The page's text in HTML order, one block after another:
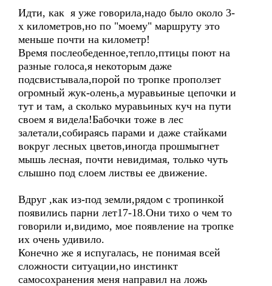
Идти, как я уже говорила,надо было около 3-
х километров,но по "моему" маршруту это
меньше почти на километр!
Время послеобеденное,тепло,птицы поют на
разные голоса,я некоторым даже
подсвистывала,порой по тропке проползет
огромный жук-олень,а муравьиные цепочки и
тут и там, а сколько муравьиных куч на пути
своем я видела!Бабочки тоже в лес
залетали,собираясь парами и даже стайками
вокруг лесных цветов,иногда прошмыгнет
мышь лесная, почти невидимая, только чуть
слышно под слоем листвы ее движение.
Вдруг ,как из-под земли,рядом с тропинкой
появились парни лет17-18.Они тихо о чем то
говорили и,видимо, мое появление на тропке
их очень удивило.
Конечно же я испугалась, не понимая всей
сложности ситуации,но инстинкт
самосохранения меня направил на ложь